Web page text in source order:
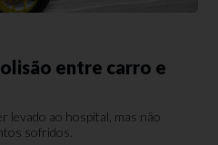
entre carro e
levado ao hospital, mas não
sofridos.